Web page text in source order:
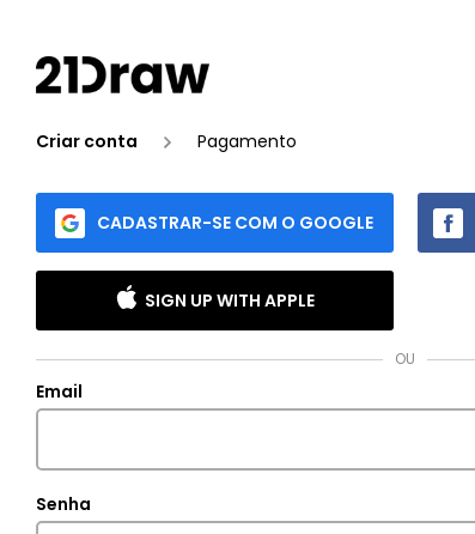
Criar conta Pagamento
CADASTRAR-SE COM O GOOGLE
SIGN UP WITH APPLE
OU
Email
Senha